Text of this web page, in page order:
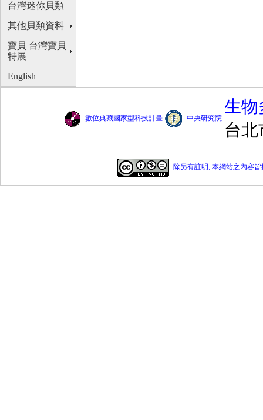
台灣迷你貝類
其他貝類資料
寶貝 台灣寶貝
特展
English
數位典藏國家型科技計畫 中央研究院
生物
台北
除另有註明, 本網站之內容